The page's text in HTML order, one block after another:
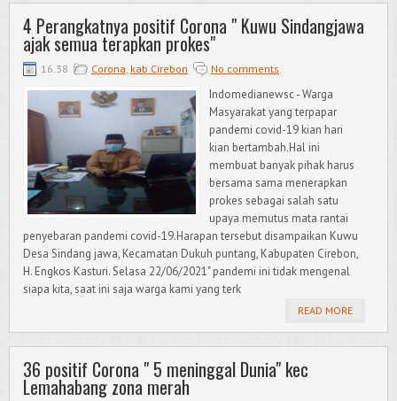
4 Perangkatnya positif Corona " Kuwu Sindangjawa
ajak semua terapkan prokes"
16.38 Corona, kab Cirebon No comments
Indomedianewsc - Warga
Masyarakat yang terpapar
pandemi covid-19 kian hari
kian bertambah.Hal ini
membuat banyak pihak harus
bersama sama menerapkan
prokes sebagai salah satu
upaya memutus mata rantai
penyebaran pandemi covid-19.Harapan tersebut disampaikan Kuwu
Desa Sindang jawa, Kecamatan Dukuh puntang, Kabupaten Cirebon,
H. Engkos Kasturi. Selasa 22/06/2021" pandemi ini tidak mengenal
siapa kita, saat ini saja warga kami yang terk
READ MORE
36 positif Corona " 5 meninggal Dunia" kec
Lemahabang zona merah